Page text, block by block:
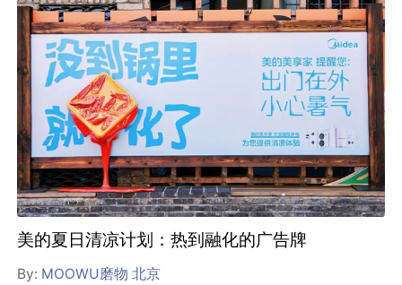
美的夏日清凉计划：热到融化的广告牌
By: MOOWU磨物 北京